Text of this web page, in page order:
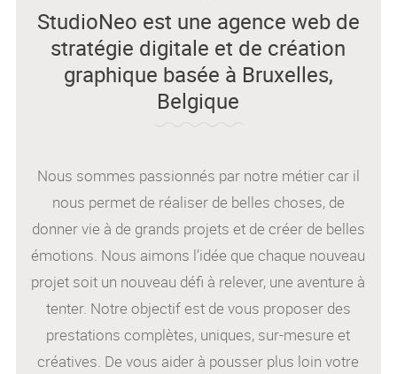
StudioNeo est une agence web de
stratégie digitale et de création
graphique basée à Bruxelles,
Belgique
Nous sommes passionnés par notre métier car il
nous permet de réaliser de belles choses, de
donner vie à de grands projets et de créer de belles
émotions. Nous aimons l’idée que chaque nouveau
projet soit un nouveau défi à relever, une aventure à
tenter. Notre objectif est de vous proposer des
prestations complètes, uniques, sur-mesure et
créatives. De vous aider à pousser plus loin votre